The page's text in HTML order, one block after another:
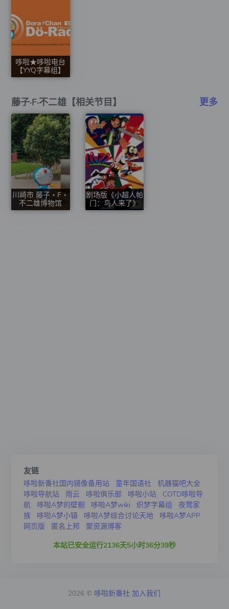
哆啦★哆啦电台
【YYQ字幕组】
藤子·F·不二雄【相关节目】 更多
川崎市 藤子・F・
不二雄博物馆
剧场版《小超人帕
门：鸟人来了》
友链
哆啦新番社国内镜像备用站 童年国语社
机器猫吧大全
哆啦导航站
雨云 哆啦俱乐部 哆啦小站
COTD哆啦导
航
哆啦A梦的壁橱 哆啦A梦wiki 织梦字幕组
夜莺家
族
哆啦A梦小镇 哆啦A梦综合讨论天地
哆啦A梦APP
网页版
匿名上邦
聚资源博客
本站已安全运行2136天5小时36分40秒
2026 © 哆啦新番社 加入我们